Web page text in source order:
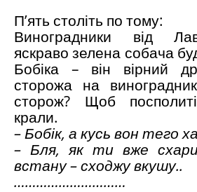
П’ять століть по тому:
Виноградники від
яскраво зелена собача
Бобіка – він вірний
сторожа на
сторож? Щоб
крали.
– Бобік, а кусь вон тего
– Бля, як ти вже
встану – сходжу вкушу..
…………………………